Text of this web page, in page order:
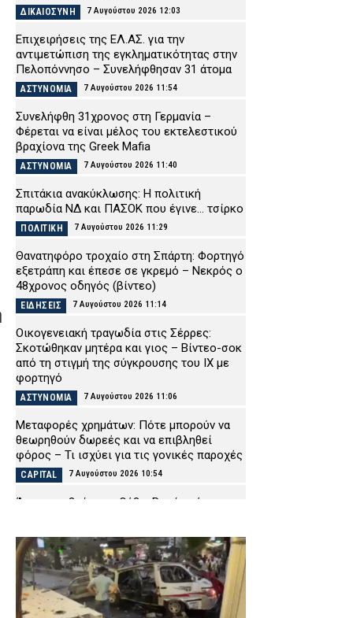
ΔΙΚΑΙΟΣΥΝΗ 7 Αυγούστου 2026 12:03
Επιχειρήσεις της ΕΛ.ΑΣ. για την
αντιμετώπιση της εγκληματικότητας στην
Πελοπόννησο – Συνελήφθησαν 31 άτομα
ΑΣΤΥΝΟΜΙΑ 7 Αυγούστου 2026 11:54
Συνελήφθη 31χρονος στη Γερμανία –
Φέρεται να είναι μέλος του εκτελεστικού
βραχίονα της Greek Mafia
ΑΣΤΥΝΟΜΙΑ 7 Αυγούστου 2026 11:40
Σπιτάκια ανακύκλωσης: Η πολιτική
παρωδία ΝΔ και ΠΑΣΟΚ που έγινε… τσίρκο
ΠΟΛΙΤΙΚΗ 7 Αυγούστου 2026 11:29
Θανατηφόρο τροχαίο στη Σπάρτη: Φορτηγό
εξετράπη και έπεσε σε γκρεμό – Νεκρός ο
48χρονος οδηγός (βίντεο)
ΕΙΔΗΣΕΙΣ 7 Αυγούστου 2026 11:14
Οικογενειακή τραγωδία στις Σέρρες:
Σκοτώθηκαν μητέρα και γιος – Βίντεο-σοκ
από τη στιγμή της σύγκρουσης του ΙΧ με
φορτηγό
ΑΣΤΥΝΟΜΙΑ 7 Αυγούστου 2026 11:06
Μεταφορές χρημάτων: Πότε μπορούν να
θεωρηθούν δωρεές και να επιβληθεί
φόρος – Τι ισχύει για τις γονικές παροχές
CAPITAL 7 Αυγούστου 2026 10:54
Άγριος καβγάς στη Θήβα: Ρομά μπήκε στο
(βίντεο)
ΑΣΤΥΝΟΜΙΑ 7 Αυγούστου 2026 10:41
Στην Εισαγγελία η 46χρονη που
κατηγορείται για τη φονική επίθεση στη